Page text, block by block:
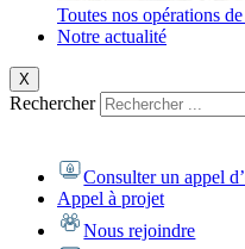
Toutes nos opérations
Notre actualité
X
Rechercher
Consulter un appel
Appel à projet
Nous rejoindre